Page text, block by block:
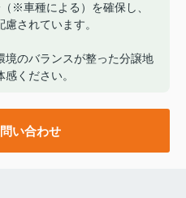
※車種による）を確保し、
されています。
境のバランスが整った分譲地
ください。
い合わせ